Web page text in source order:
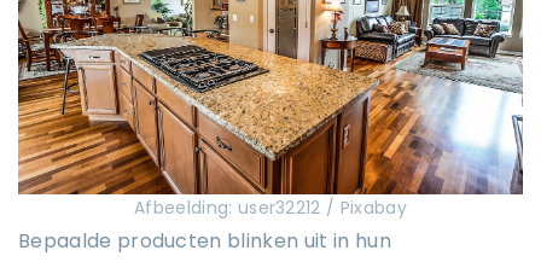
Afbeelding: user32212 / Pixabay
Bepaalde producten blinken uit in hun